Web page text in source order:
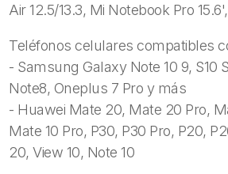
Air 12.5/13.3, Mi Notebook Pro
Teléfonos celulares compatibles
- Samsung Galaxy Note 10 9, S10
Note8, Oneplus 7 Pro y más
- Huawei Mate 20, Mate 20 Pro,
Mate 10 Pro, P30, P30 Pro, P20,
20, View 10, Note 10